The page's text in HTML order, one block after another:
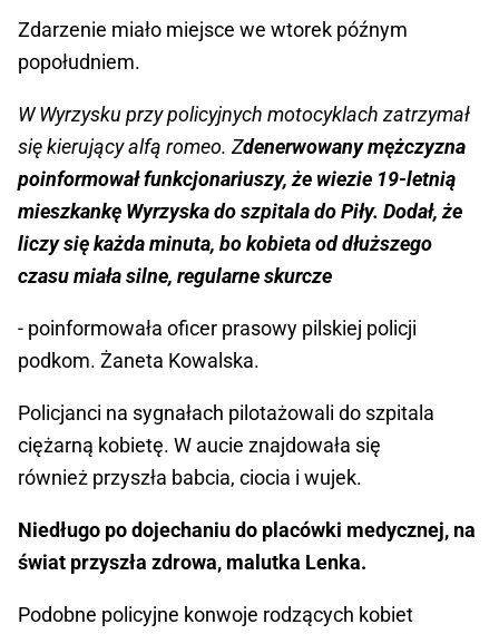
Zdarzenie miało miejsce we wtorek późnym
popołudniem.
W Wyrzysku przy policyjnych motocyklach zatrzymał
się kierujący alfą romeo. Zdenerwowany mężczyzna
poinformował funkcjonariuszy, że wiezie 19-letnią
mieszkankę Wyrzyska do szpitala do Piły. Dodał, że
liczy się każda minuta, bo kobieta od dłuższego
czasu miała silne, regularne skurcze
- poinformowała oficer prasowy pilskiej policji
podkom. Żaneta Kowalska.
Policjanci na sygnałach pilotażowali do szpitala
ciężarną kobietę. W aucie znajdowała się
również przyszła babcia, ciocia i wujek.
Niedługo po dojechaniu do placówki medycznej, na
świat przyszła zdrowa, malutka Lenka.
Podobne policyjne konwoje rodzących kobiet